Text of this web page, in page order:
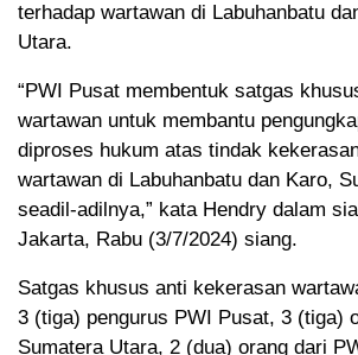
terhadap wartawan di Labuhanbatu
Utara.
“PWI Pusat membentuk satgas
wartawan untuk membantu
diproses hukum atas tindak
wartawan di Labuhanbatu dan Karo,
seadil-adilnya,” kata Hendry dalam
Jakarta, Rabu (3/7/2024) siang.
Satgas khusus anti kekerasan
3 (tiga) pengurus PWI Pusat, 3 (tiga)
Sumatera Utara, 2 (dua) orang dari